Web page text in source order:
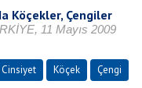
Köçekler, Çengiler
11 Mayıs 2009
Köçek Çengi